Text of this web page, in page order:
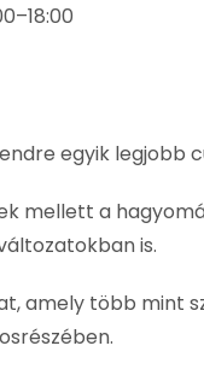
egyik legjobb
mellett a
is.
amely több mint